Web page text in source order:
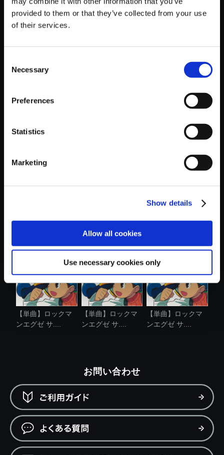
provided to them or that they’ve collected from your use
of their services.
Selection
Necessary
Preferences
Statistics
Marketing
Show details
Allow all cookies
Use necessary cookies only
ンドBOX バトルBGM3（ファイ
ナルバトル、通信対戦）
おすすめ商品
【単曲】ロックマ
ンエグゼ サ....
【単曲】ロックマ
ンエグゼ サ....
【単曲】ロックマ
ンエグゼ サ....
お問い合わせ